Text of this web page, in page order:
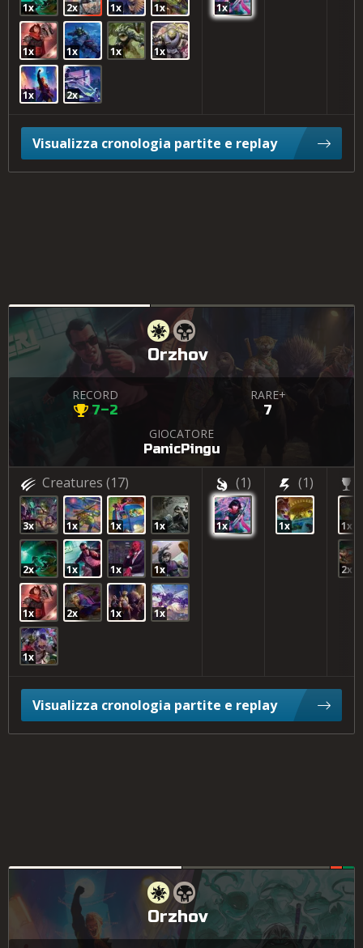
1x 2x 1x 1x
1x 1x 1x 1x
1x 2x
1x
Visualizza cronologia partite e replay
Orzhov
RECORD
7–2
RARE+
7
GIOCATORE
PanicPingu
Creatures (17)
3x 1x 1x 1x
2x 1x 1x 1x
1x 2x 1x 1x
1x
(1)
1x
(1)
1x 1x
2x
Visualizza cronologia partite e replay
Orzhov